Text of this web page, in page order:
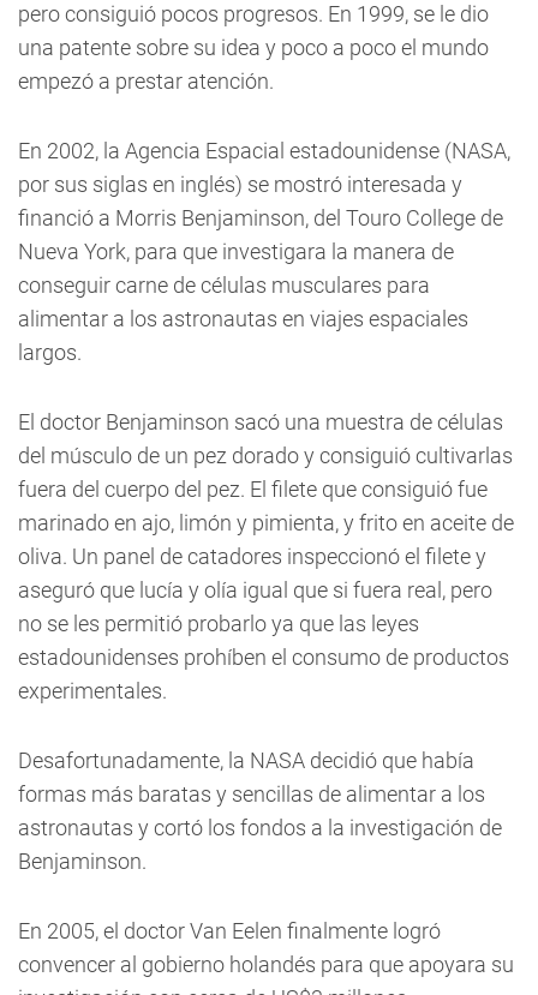
pero consiguió pocos progresos. En 1999, se le dio
una patente sobre su idea y poco a poco el mundo
empezó a prestar atención.
En 2002, la Agencia Espacial estadounidense (NASA,
por sus siglas en inglés) se mostró interesada y
financió a Morris Benjaminson, del Touro College de
Nueva York, para que investigara la manera de
conseguir carne de células musculares para
alimentar a los astronautas en viajes espaciales
largos.
El doctor Benjaminson sacó una muestra de células
del músculo de un pez dorado y consiguió cultivarlas
fuera del cuerpo del pez. El filete que consiguió fue
marinado en ajo, limón y pimienta, y frito en aceite de
oliva. Un panel de catadores inspeccionó el filete y
aseguró que lucía y olía igual que si fuera real, pero
no se les permitió probarlo ya que las leyes
estadounidenses prohíben el consumo de productos
experimentales.
Desafortunadamente, la NASA decidió que había
formas más baratas y sencillas de alimentar a los
astronautas y cortó los fondos a la investigación de
Benjaminson.
En 2005, el doctor Van Eelen finalmente logró
convencer al gobierno holandés para que apoyara su